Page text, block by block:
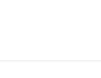
karşı dirençlidir, uzun süreli